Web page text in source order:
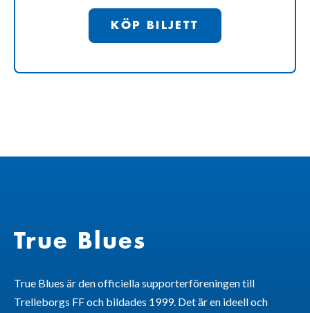
KÖP BILJETT
True Blues
True Blues är den officiella supporterföreningen till
Trelleborgs FF och bildades 1999. Det är en ideell och